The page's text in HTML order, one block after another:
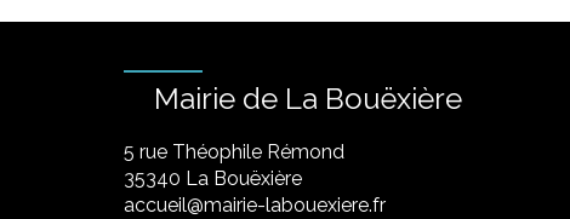
Mairie de La Bouëxière
5 rue Théophile Rémond
​35340 La Bouëxière
accueil@mairie-labouexiere.fr